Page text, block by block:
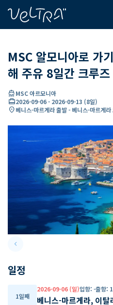
MSC 알모니아로 가
해 주유 8일간 크루즈
directions_boatMSC 아르모니아
card_travel2026-09-06- 2026-09-13 (8일)
location_on베니스-마르게라 출발 - 베니스-마르게라
keyboard_arrow_leftPrevious slide
일정
1일째
2026-09-06 (일)입항: -출항:
베니스-마르게라, 이탈